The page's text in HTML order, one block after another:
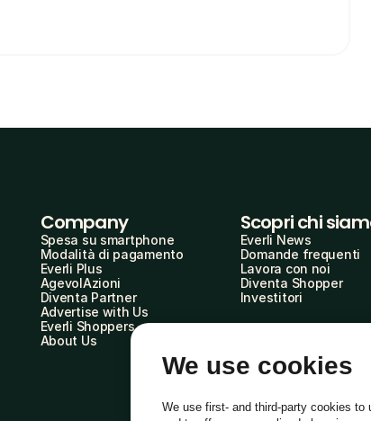
Company
Spesa su smartphone
Modalità di pagamento
Everli Plus
AgevolAzioni
Diventa Partner
Advertise with Us
Everli Shoppers
About Us
Scopri chi
Everli News
Domande frequenti
Lavora con noi
Diventa Shopper
Investitori
We use cookies
We use first- and third-party cookies to